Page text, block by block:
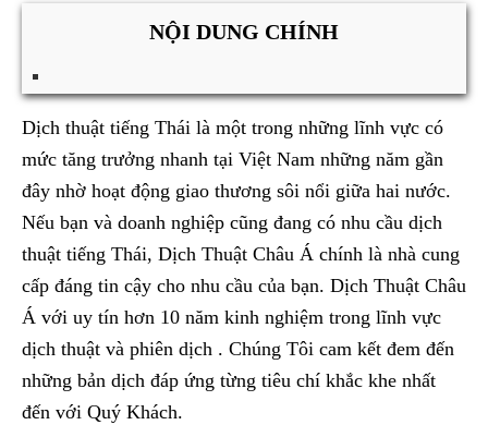
NỘI DUNG CHÍNH
Dịch thuật tiếng Thái là một trong những lĩnh vực có
mức tăng trưởng nhanh tại Việt Nam những năm gần
đây nhờ hoạt động giao thương sôi nổi giữa hai nước.
Nếu bạn và doanh nghiệp cũng đang có nhu cầu dịch
thuật tiếng Thái, Dịch Thuật Châu Á chính là nhà cung
cấp đáng tin cậy cho nhu cầu của bạn. Dịch Thuật Châu
Á với uy tín hơn 10 năm kinh nghiệm trong lĩnh vực
dịch thuật và phiên dịch . Chúng Tôi cam kết đem đến
những bản dịch đáp ứng từng tiêu chí khắc khe nhất
đến với Quý Khách.